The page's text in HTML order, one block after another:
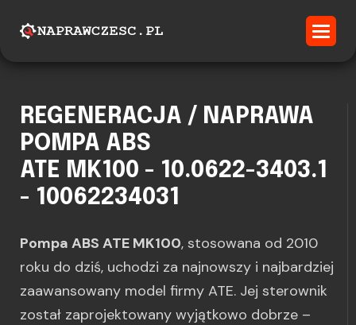
REGENERACJA / NAPRAWA
POMPA ABS
ATE MK100 - 10.0622-3403.1
- 10062234031
Pompa ABS ATE MK100, stosowana od 2010
roku do dziś, uchodzi za najnowszy i najbardziej
zaawansowany model firmy ATE. Jej sterownik
został zaprojektowany wyjątkowo dobrze –